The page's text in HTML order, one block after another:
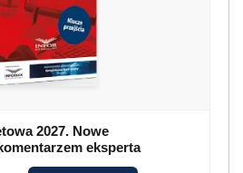
2027. Nowe
eksperta